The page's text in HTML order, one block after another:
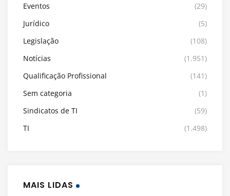
Eventos
(29)
Jurídico
(5)
Legislação
(108)
Notícias
(1.951)
Qualificação Profissional
(141)
Sem categoria
(1)
Sindicatos de TI
(59)
TI
(1.498)
MAIS LIDAS